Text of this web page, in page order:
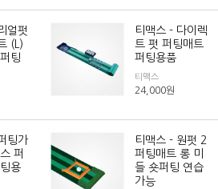
얼펏
(L)
팅
티맥스 - 다이렉
트 펏 퍼팅매트
퍼팅용품
티맥스
24,000원
팅가
퍼
용
티맥스 - 원펏 2
퍼팅매트 롱 미
들 숏퍼팅 연습
가능